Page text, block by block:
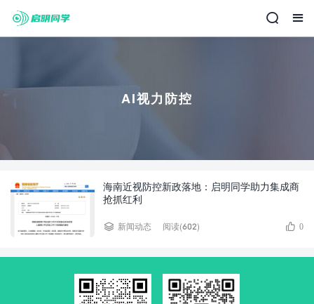
AI视力防控
海南近视防控新政落地：启明同学助力集成商
抢抓红利
新闻动态 阅读(602) 0